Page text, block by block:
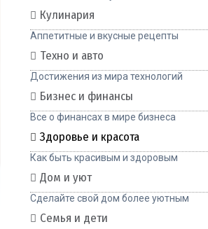
Кулинария
Аппетитные и вкусные рецепты
Техно и авто
Достижения из мира технологий
Бизнес и финансы
Все о финансах в мире бизнеса
Здоровье и красота
Как быть красивым и здоровым
Дом и уют
Сделайте свой дом более уютным
Семья и дети